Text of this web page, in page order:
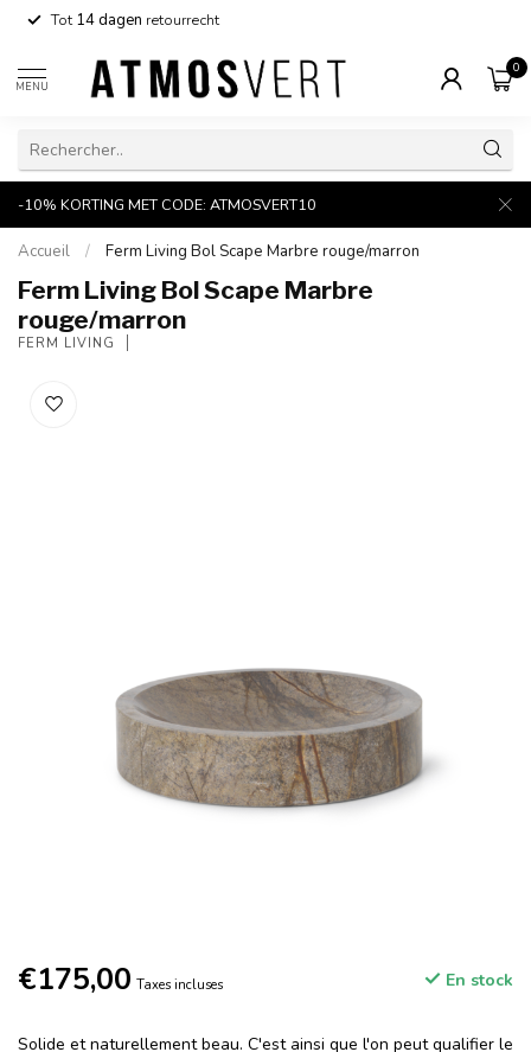
Tot14 dagen retourrecht
MENU
0
-10% KORTING MET CODE: ATMOSVERT10
Accueil / Ferm Living Bol Scape Marbre rouge/marron
Ferm Living Bol Scape Marbre
rouge/marron
FERM LIVING
€175,00 Taxes incluses En stock
Solide et naturellement beau. C'est ainsi que l'on peut qualifier le